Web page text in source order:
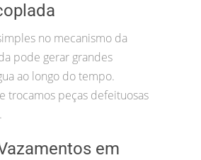
no mecanismo da
pode gerar grandes
ao longo do tempo.
trocamos peças defeituosas
em